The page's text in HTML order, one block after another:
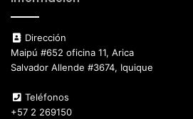
Dirección
Maipú #652 oficina 11, Arica
Salvador Allende #3674, Iquique
Teléfonos
+57 2 269150